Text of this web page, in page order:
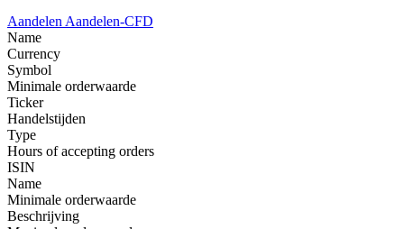
Aandelen Aandelen-CFD
Name
Currency
Symbol
Minimale orderwaarde
Ticker
Handelstijden
Type
Hours of accepting orders
ISIN
Name
Minimale orderwaarde
Beschrijving